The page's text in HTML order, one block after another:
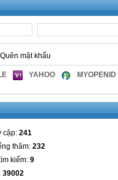
Quên mật khẩu
YAHOO MYOPENID
cập: 241
thăm: 232
kiếm: 9
39002